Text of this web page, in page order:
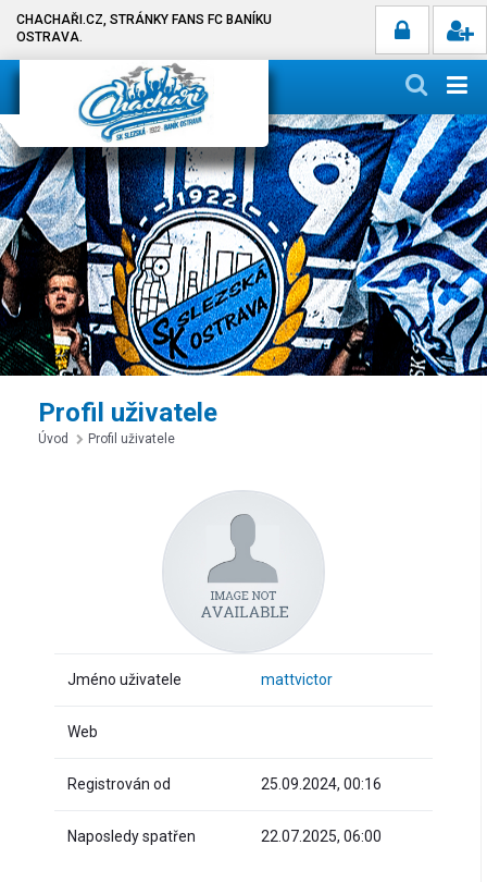
CHACHAŘI.CZ, STRÁNKY FANS FC BANÍKU
OSTRAVA.
Profil uživatele
Úvod Profil uživatele
Jméno uživatele mattvictor
Web
Registrován od 25.09.2024, 00:16
Naposledy spatřen 22.07.2025, 06:00